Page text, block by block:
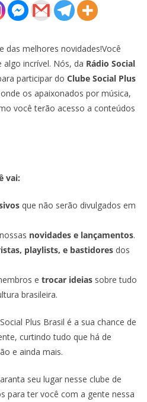
das melhores novidades!Você
incrível. Nós, da Rádio Social
participar do Clube Social Plus
os apaixonados por música,
você terão acesso a conteúdos
vai:
que não serão divulgados em
novidades e lançamentos.
playlists, e bastidores dos
e trocar ideias sobre tudo
brasileira.
Plus Brasil é a sua chance de
curtindo tudo que há de
e ainda mais.
seu lugar nesse clube de
para ter você com a gente nessa